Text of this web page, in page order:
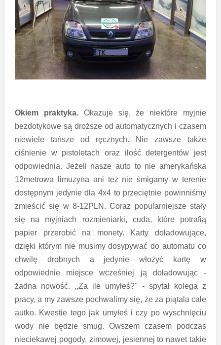
Okiem praktyka.Okazuje się, że niektóre myjnie
bezdotykowe są droższe od automatycznych i czasem
niewiele tańsze od ręcznych. Nie zawsze także
ciśnienie w pistoletach oraz ilość detergentów jest
odpowiednia. Jeżeli nasze auto to nie amerykańska
12metrowa limuzyna ani też nie śmigamy w terenie
dostępnym jedynie dla 4x4 to przeciętnie powinniśmy
zmieścić się w 8-12PLN. Coraz popularniejsze stały
się na myjniach rozmieniarki, cuda, które potrafią
papier przerobić na monety. Karty doładowujące,
dzięki którym nie musimy dosypywać do automatu co
chwilę drobnych a jedynie włożyć kartę w
odpowiednie miejsce wcześniej ją doładowując -
żadna nowość. ,,Za ile umyłeś?" - spytał kolega z
pracy, a my zawsze pochwalimy się, że za piątala całe
autko. Kwestie tego jak umyłeś i czy po wyschnięciu
wody nie będzie smug. Owszem czasem podczas
nieciekawej pogody, zimowej, jesiennej to nawet takie